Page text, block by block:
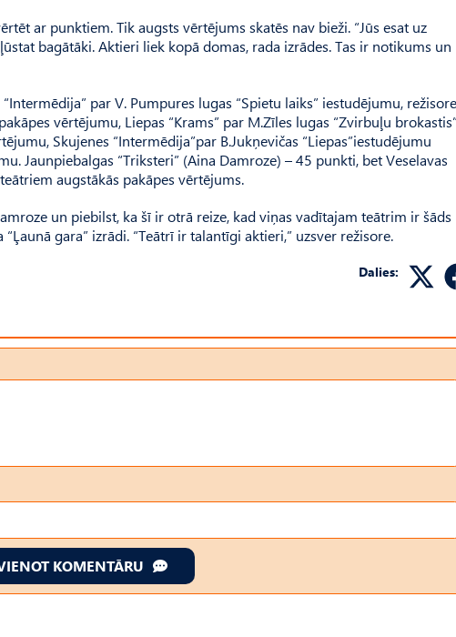
ar punktiem. Tik augsts vērtējums skatēs nav bieži. “Jūs esat uz
bagātāki. Aktieri liek kopā domas, rada izrādes. Tas ir notikums un
par V. Pumpures lugas “Spie­tu laiks” iestudējumu, režisore
vērtējumu, Liepas “Krams” par M.Zīles lugas “Zvirbuļu brokastis”
Skujenes “Intermēdija”par B.Juk­ņevičas “Liepas”iestudējumu
Jaunpie­balgas “Triksteri” (Aina Dam­roze) – 45 punkti, bet Veselavas
augstākās pakāpes vērtējums.
un piebilst, ka šī ir otrā reize, kad viņas vadītajam teātrim ir šāds
gara” izrādi. “Teātrī ir talantīgi aktieri,” uzsver režisore.
Dalies:
KOMENTĀRU